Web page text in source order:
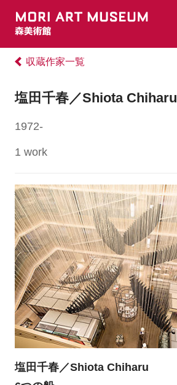
収蔵作家一覧
塩田千春／Shiota Chiharu
1972-
1 work
塩田千春／Shiota Chiharu